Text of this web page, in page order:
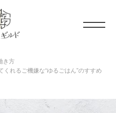
き方
れるご機嫌な“ゆるごはん”のすすめ